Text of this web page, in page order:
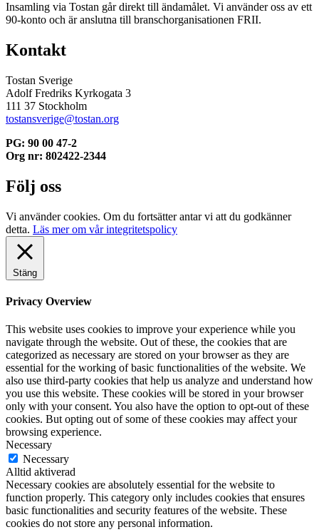
Insamling via Tostan går direkt till ändamålet. Vi använder oss av ett
90-konto och är anslutna till branschorganisationen FRII.
Kontakt
Tostan Sverige
Adolf Fredriks Kyrkogata 3
111 37 Stockholm
tostansverige@tostan.org
PG: 90 00 47-2
Org nr: 802422-2344
Följ oss
Vi använder cookies. Om du fortsätter antar vi att du godkänner
detta. Läs mer om vår integritetspolicy
Stäng
Privacy Overview
This website uses cookies to improve your experience while you
navigate through the website. Out of these, the cookies that are
categorized as necessary are stored on your browser as they are
essential for the working of basic functionalities of the website. We
also use third-party cookies that help us analyze and understand how
you use this website. These cookies will be stored in your browser
only with your consent. You also have the option to opt-out of these
cookies. But opting out of some of these cookies may affect your
browsing experience.
Necessary
Necessary
Alltid aktiverad
Necessary cookies are absolutely essential for the website to
function properly. This category only includes cookies that ensures
basic functionalities and security features of the website. These
cookies do not store any personal information.